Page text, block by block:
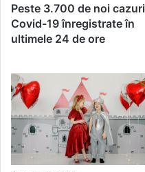
Peste 3.700 de noi cazuri
Covid-19 înregistrate în
ultimele 24 de ore